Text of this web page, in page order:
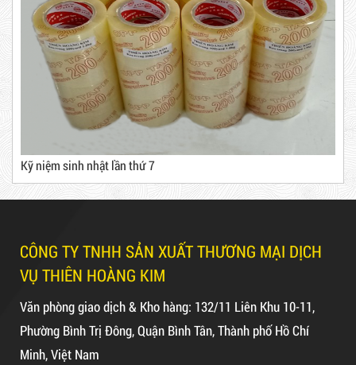
Băng Keo
Hot
Máy rút màng co
Máy cắt lõi giấy
Dây rút nhựa trắng và đen 15cm,
4*150
10,000 VNĐ
Kỹ niệm sinh nhật lần thứ 7
CÔNG TY TNHH SẢN XUẤT THƯƠNG MẠI DỊCH
VỤ THIÊN HOÀNG KIM
Văn phòng giao dịch & Kho hàng: 132/11 Liên Khu 10-11,
Phường Bình Trị Đông, Quận Bình Tân, Thành phố Hồ Chí
Minh, Việt Nam